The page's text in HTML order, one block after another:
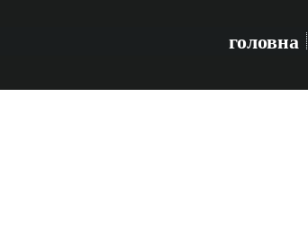
головна